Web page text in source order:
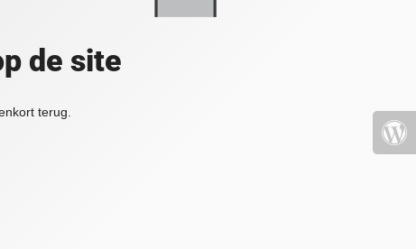
de site
terug.